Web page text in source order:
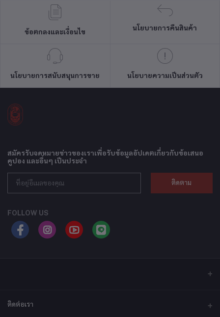
ข้อตกลงและเงื่อนไข
นโยบายการคืนสินค้า
นโยบายการสนับสนุนการขาย นโยบายความเป็นส่วนตัว
สมัครรับจดหมายข่าวของเราเพื่อรับข้อมูลอัปเดตเกี่ยวกับข้อเสนอ
คูปอง และอื่นๆ เป็นประจำ
ติดตาม
FOLLOW US
ติดต่อเรา